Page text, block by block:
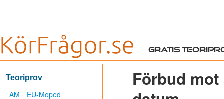
Gratis
Teoriprov
AM
EU-Moped
Förbud